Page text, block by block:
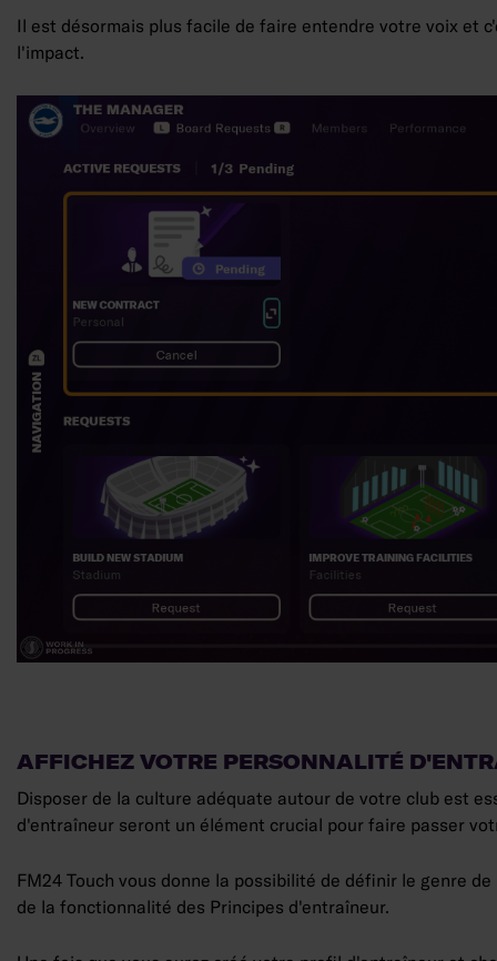
Il est désormais plus facile de faire entendre votre voix et
l'impact.
AFFICHEZ VOTRE PERSONNALITÉ
Disposer de la culture adéquate autour de votre club est
d'entraîneur seront un élément crucial pour faire passer
FM24 Touch vous donne la possibilité de définir le genre
de la fonctionnalité des Principes d'entraîneur.